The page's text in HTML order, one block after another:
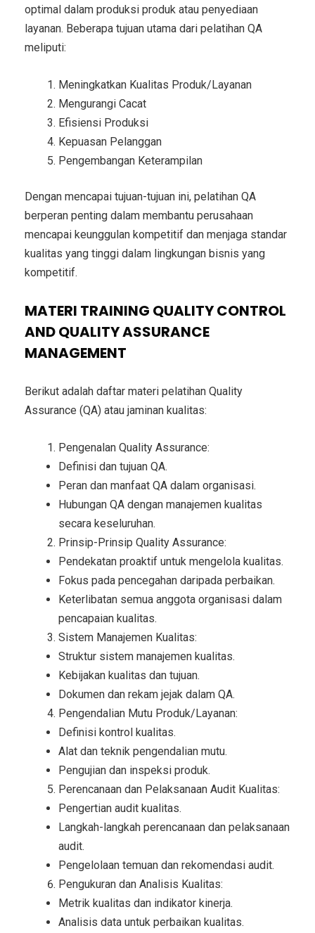
optimal dalam produksi produk atau penyediaan
layanan. Beberapa tujuan utama dari pelatihan QA
meliputi:
Meningkatkan Kualitas Produk/Layanan
Mengurangi Cacat
Efisiensi Produksi
Kepuasan Pelanggan
Pengembangan Keterampilan
Dengan mencapai tujuan-tujuan ini, pelatihan QA
berperan penting dalam membantu perusahaan
mencapai keunggulan kompetitif dan menjaga standar
kualitas yang tinggi dalam lingkungan bisnis yang
kompetitif.
MATERI TRAINING QUALITY CONTROL
AND QUALITY ASSURANCE
MANAGEMENT
Berikut adalah daftar materi pelatihan Quality
Assurance (QA) atau jaminan kualitas:
Pengenalan Quality Assurance:
Definisi dan tujuan QA.
Peran dan manfaat QA dalam organisasi.
Hubungan QA dengan manajemen kualitas
secara keseluruhan.
Prinsip-Prinsip Quality Assurance:
Pendekatan proaktif untuk mengelola kualitas.
Fokus pada pencegahan daripada perbaikan.
Keterlibatan semua anggota organisasi dalam
pencapaian kualitas.
Sistem Manajemen Kualitas:
Struktur sistem manajemen kualitas.
Kebijakan kualitas dan tujuan.
Dokumen dan rekam jejak dalam QA.
Pengendalian Mutu Produk/Layanan:
Definisi kontrol kualitas.
Alat dan teknik pengendalian mutu.
Pengujian dan inspeksi produk.
Perencanaan dan Pelaksanaan Audit Kualitas:
Pengertian audit kualitas.
Langkah-langkah perencanaan dan pelaksanaan
audit.
Pengelolaan temuan dan rekomendasi audit.
Pengukuran dan Analisis Kualitas:
Metrik kualitas dan indikator kinerja.
Analisis data untuk perbaikan kualitas.